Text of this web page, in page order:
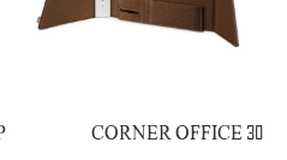
CORNER OFFICE 30